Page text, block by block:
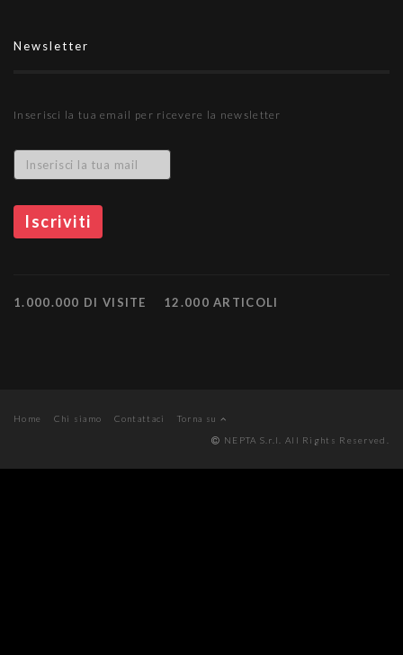
Newsletter
Inserisci la tua email per ricevere la newsletter
1.000.000 DI VISITE 12.000 ARTICOLI
Home Chi siamo Contattaci
Torna su
NEPTA S.r.l. All Rights Reserved.